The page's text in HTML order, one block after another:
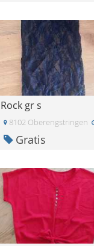
Rock gr s
8102 Oberengstringen
Gratis